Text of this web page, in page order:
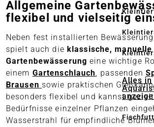
Alles in
Allgemeine
flexibel und vielseitig
Neben fest installierten
spielt auch die klassische, manuelle
Gartenbewässerung eine wichtige
einem Gartenschlauch, passenden
Brausen sowie praktischen
besonders flexibel und kannst
Bedürfnisse einzelner Pflanzen
Wasserstrahl für empfindliche